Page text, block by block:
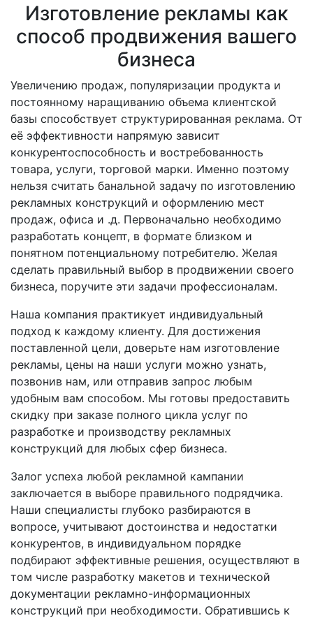
Изготовление рекламы как
способ продвижения вашего
бизнеса
Увеличению продаж, популяризации продукта и
постоянному наращиванию объема клиентской
базы способствует структурированная реклама. От
её эффективности напрямую зависит
конкурентоспособность и востребованность
товара, услуги, торговой марки. Именно поэтому
нельзя считать банальной задачу по изготовлению
рекламных конструкций и оформлению мест
продаж, офиса и .д. Первоначально необходимо
разработать концепт, в формате близком и
понятном потенциальному потребителю. Желая
сделать правильный выбор в продвижении своего
бизнеса, поручите эти задачи профессионалам.
Наша компания практикует индивидуальный
подход к каждому клиенту. Для достижения
поставленной цели, доверьте нам изготовление
рекламы, цены на наши услуги можно узнать,
позвонив нам, или отправив запрос любым
удобным вам способом. Мы готовы предоставить
скидку при заказе полного цикла услуг по
разработке и производству рекламных
конструкций для любых сфер бизнеса.
Залог успеха любой рекламной кампании
заключается в выборе правильного подрядчика.
Наши специалисты глубоко разбираются в
вопросе, учитывают достоинства и недостатки
конкурентов, в индивидуальном порядке
подбирают эффективные решения, осуществляют в
том числе разработку макетов и технической
документации рекламно-информационных
конструкций при необходимости. Обратившись к